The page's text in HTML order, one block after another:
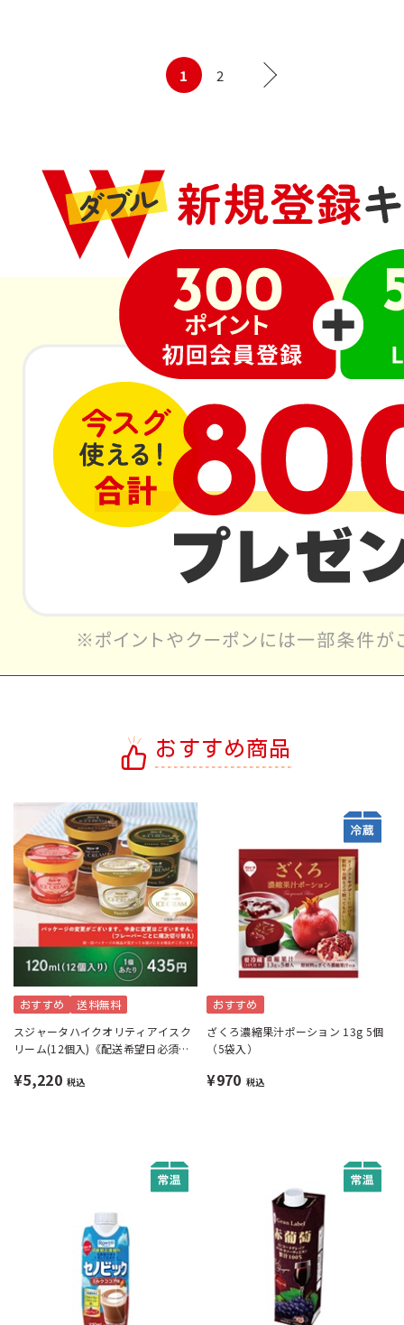
1 2
おすすめ商品
おすすめ 送料無料
スジャータハイクオリティアイスク
リーム(12個入)《配送希望日必須※
¥5,220 税込
おすすめ
ざくろ濃縮果汁ポーション 13g 5個
（5袋入）
¥970 税込